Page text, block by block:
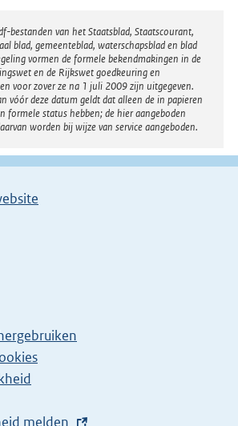
bestanden van het Staatsblad, Staatscourant,
blad, gemeenteblad, waterschapsblad en blad
vormen de formele bekendmakingen in de
en de Rijkswet goedkeuring en
voor zover ze na 1 juli 2009 zijn uitgegeven.
vóór deze datum geldt dat alleen de in papieren
formele status hebben; de hier aangeboden
worden bij wijze van service aangeboden.
melden